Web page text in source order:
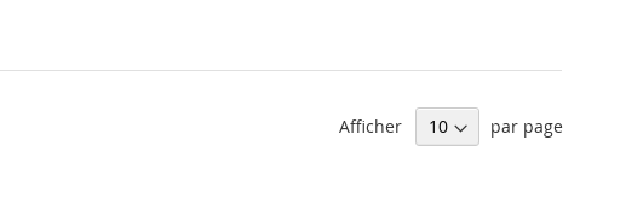
Afficher par page